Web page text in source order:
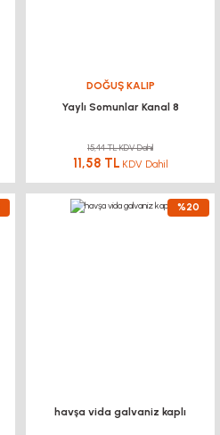
DOĞUŞ KALIP
Yaylı Somunlar Kanal 8
15,44 TL KDV Dahil
11,58 TL KDV Dahil
%20
havşa vida galvaniz kaplı